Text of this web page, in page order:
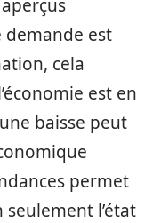
demande est
cela
est en
baisse peut
permet
seulement l’état